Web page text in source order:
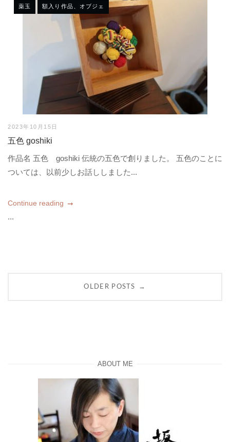
薬玉 額入り作品、オブジェ
2023年10月15日
五色 goshiki
作品名 五色 goshiki 伝統の五色で創りました。 五色のことに
ついては、以前少しお話ししました...
Continue reading
...
OLDER POSTS →
ABOUT ME